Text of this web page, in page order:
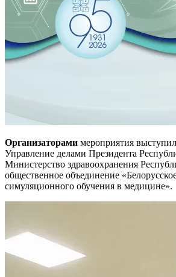
Организаторами мероприятия
Управление делами Президента
Министерство здравоохранения
общественное объединение
симуляционного обучения в медицине».